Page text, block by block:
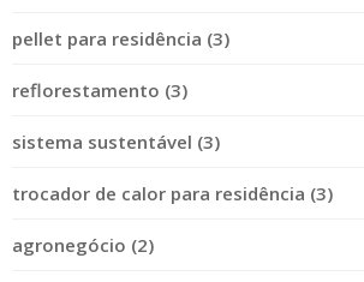
pellet para residência (3)
reflorestamento (3)
sistema sustentável (3)
trocador de calor para residência (3)
agronegócio (2)